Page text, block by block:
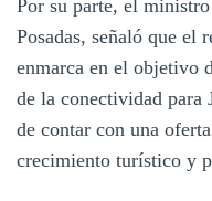
Por su parte, el
Posadas, señaló que el
enmarca en el objetivo
de la conectividad para
de contar con una
crecimiento turístico y